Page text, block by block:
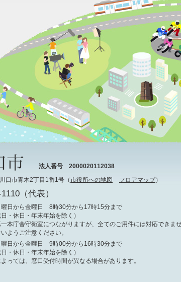
法人番号 2000020112038
市青木2丁目1番1号（市役所への地図 フロアマップ）
（代表）
曜日から金曜日 8時30分から17時15分まで
日・休日・年末年始を除く）
一本庁舎守衛室につながりますが、全てのご用件には対応できませ
ようご注意ください。
曜日から金曜日 9時00分から16時30分まで
日・休日・年末年始を除く）
っては、窓口受付時間が異なる場合があります。